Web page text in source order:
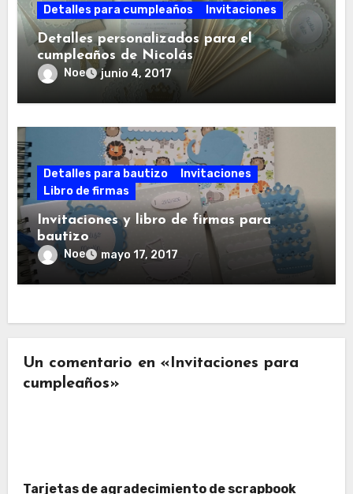
Detalles para cumpleaños Invitaciones
Detalles personalizados para el
cumpleaños de Nicolás
Noe junio 4, 2017
Detalles para bautizo
Invitaciones
Libro de firmas
Invitaciones y libro de firmas para
bautizo
Noe mayo 17, 2017
Un comentario en «Invitaciones para
cumpleaños»
Tarjetas de agradecimiento de scrapbook